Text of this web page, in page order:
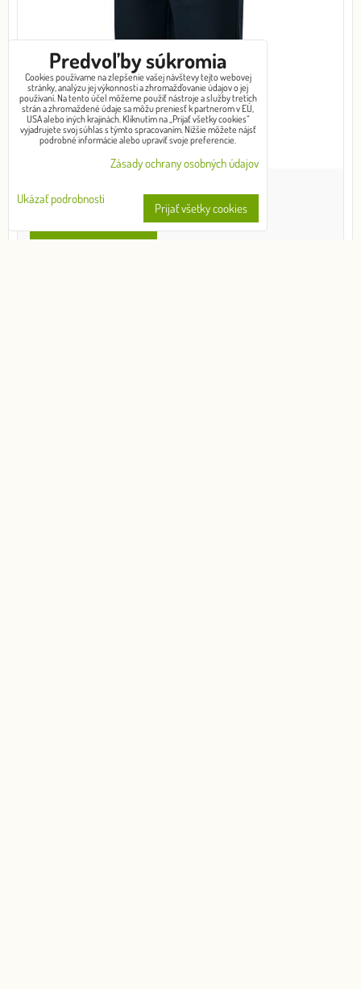
od 21,77 €
Predvoľby súkromia
Cookies používame na zlepšenie vašej návštevy tejto webovej
stránky, analýzu jej výkonnosti a zhromažďovanie údajov o jej
používaní. Na tento účel môžeme použiť nástroje a služby tretích
strán a zhromaždené údaje sa môžu preniesť k partnerom v EÚ,
USA alebo iných krajinách. Kliknutím na „Prijať všetky cookies“
vyjadrujete svoj súhlas s týmto spracovaním. Nižšie môžete nájsť
podrobné informácie alebo upraviť svoje preferencie.
Zásady ochrany osobných údajov
Ukázať podrobnosti
Prijať všetky cookies